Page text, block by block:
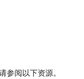
参阅以下资源。